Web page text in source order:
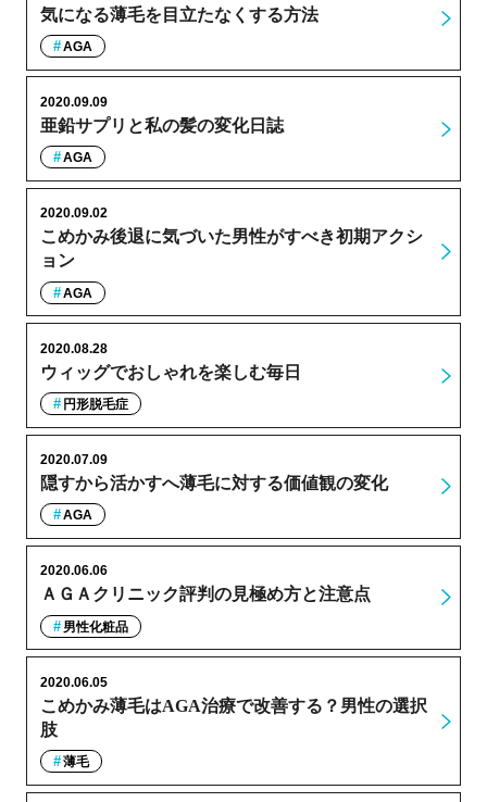
気になる薄毛を目立たなくする方法
AGA
亜鉛サプリと私の髪の変化日誌
2020.09.09
AGA
こめかみ後退に気づいた男性がすべき初期アクシ
ョン
2020.09.02
AGA
ウィッグでおしゃれを楽しむ毎日
2020.08.28
円形脱毛症
隠すから活かすへ薄毛に対する価値観の変化
2020.07.09
AGA
ＡＧＡクリニック評判の見極め方と注意点
2020.06.06
男性化粧品
こめかみ薄毛はAGA治療で改善する？男性の選択
肢
2020.06.05
薄毛